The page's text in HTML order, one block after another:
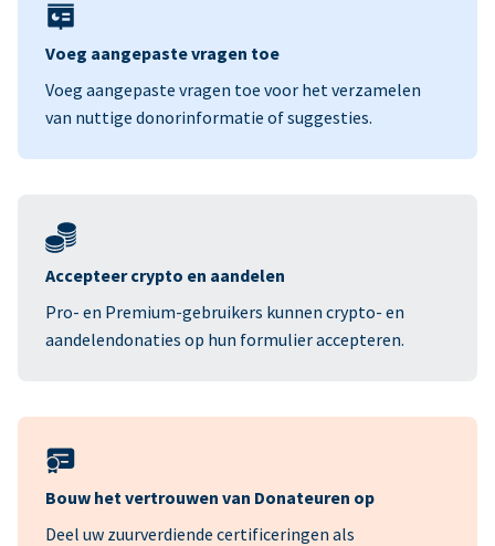
Voeg aangepaste vragen toe
Voeg aangepaste vragen toe voor het verzamelen
van nuttige donorinformatie of suggesties.
Accepteer crypto en aandelen
Pro- en Premium-gebruikers kunnen crypto- en
aandelendonaties op hun formulier accepteren.
Bouw het vertrouwen van Donateuren op
Deel uw zuurverdiende certificeringen als